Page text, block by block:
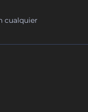
cualquier